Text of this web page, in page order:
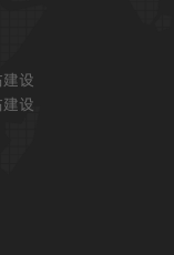
设
设